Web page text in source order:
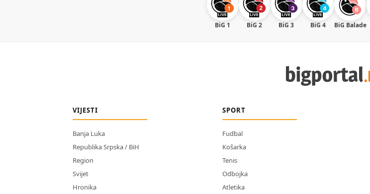
BiG 1 BiG 2 BiG 3 BiG 4 BiG Balade
VIJESTI
Banja Luka
Republika Srpska / BiH
Region
Svijet
Hronika
SPORT
Fudbal
Košarka
Tenis
Odbojka
Atletika